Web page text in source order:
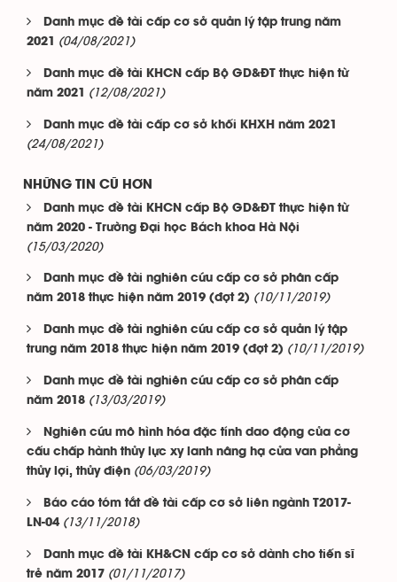
Danh mục đề tài cấp cơ sở quản lý tập trung năm
2021
(04/08/2021)
Danh mục đề tài KHCN cấp Bộ GD&ĐT thực hiện từ
năm 2021
(12/08/2021)
Danh mục đề tài cấp cơ sở khối KHXH năm 2021
(24/08/2021)
NHỮNG TIN CŨ HƠN
Danh mục đề tài KHCN cấp Bộ GD&ĐT thực hiện từ
năm 2020 - Trường Đại học Bách khoa Hà Nội
(15/03/2020)
Danh mục đề tài nghiên cứu cấp cơ sở phân cấp
năm 2018 thực hiện năm 2019 (đợt 2) (10/11/2019)
Danh mục đề tài nghiên cứu cấp cơ sở quản lý tập
trung năm 2018 thực hiện năm 2019 (đợt 2) (10/11/2019)
Danh mục đề tài nghiên cứu cấp cơ sở phân cấp
năm 2018 (13/03/2019)
Nghiên cứu mô hình hóa đặc tính dao động của cơ
cấu chấp hành thủy lực xy lanh nâng hạ cửa van phẳng
thủy lợi, thủy điện (06/03/2019)
Báo cáo tóm tắt đề tài cấp cơ sở liên ngành T2017-
LN-04 (13/11/2018)
Danh mục đề tài KH&CN cấp cơ sở dành cho tiến sĩ
trẻ năm 2017 (01/11/2017)